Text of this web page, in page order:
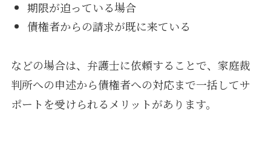
期限が迫っている場合
債権者からの請求が既に来ている
などの場合は、弁護士に依頼することで、家庭裁
判所への申述から債権者への対応まで一括してサ
ポートを受けられるメリットがあります。